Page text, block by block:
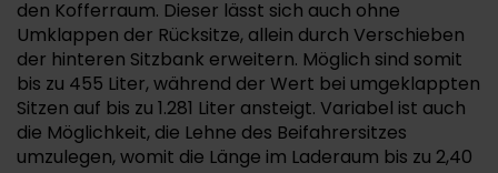
den Kofferraum. Dieser lässt sich auch ohne
Umklappen der Rücksitze, allein durch Verschieben
der hinteren Sitzbank erweitern. Möglich sind somit
bis zu 455 Liter, während der Wert bei umgeklappten
Sitzen auf bis zu 1.281 Liter ansteigt. Variabel ist auch
die Möglichkeit, die Lehne des Beifahrersitzes
umzulegen, womit die Länge im Laderaum bis zu 2,40